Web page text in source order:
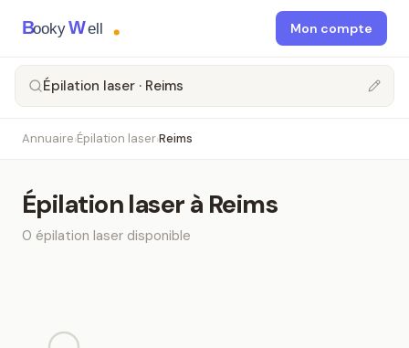
BookyWell Mon compte
Épilation laser · Reims
Annuaire›Épilation laser›Reims
Épilation laserà Reims
0 épilation laser disponible